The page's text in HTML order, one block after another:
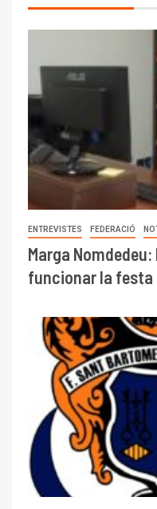
ENTREVISTES FEDERACIÓ
Marga
funcionar la festa